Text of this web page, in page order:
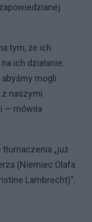
tym, że ich
ich działanie.
abyśmy mogli
z naszymi
— mówiła
„już
(Niemiec Olafa
Lambrecht)”.